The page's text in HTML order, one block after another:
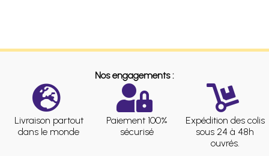
Nos engagements :
Livraison partout
dans le monde
Paiement 100%
sécurisé
Expédition des colis
sous 24 à 48h
ouvrés.